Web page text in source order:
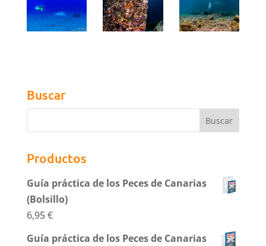
Buscar
Productos
Guía práctica de los Peces de Canarias
(Bolsillo)
6,95€
Guía práctica de los Peces de Canarias